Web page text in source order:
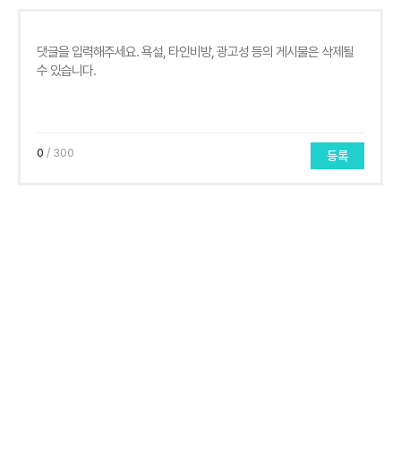
0 / 300 등록